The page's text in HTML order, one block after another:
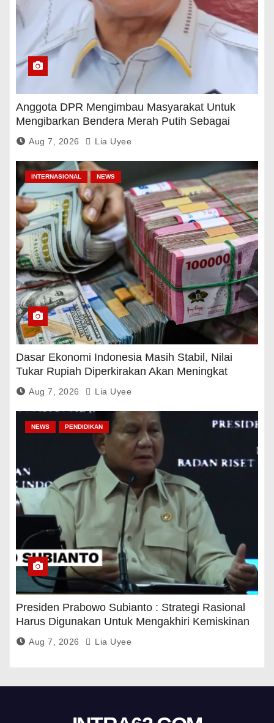
Anggota DPR Mengimbau Masyarakat Untuk
Mengibarkan Bendera Merah Putih Sebagai
Tanda Rasa Terima Kasih
Aug 7, 2026 Lia Uyee
INTERNASIONAL NEWS
Dasar Ekonomi Indonesia Masih Stabil, Nilai
Tukar Rupiah Diperkirakan Akan Meningkat
Aug 7, 2026 Lia Uyee
NEWS PENDIDIKAN
Presiden Prabowo Subianto : Strategi Rasional
Harus Digunakan Untuk Mengakhiri Kemiskinan
Aug 7, 2026 Lia Uyee